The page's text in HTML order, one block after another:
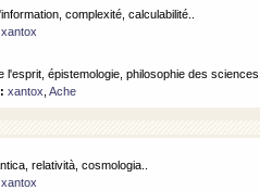
complexité, calculabilité..
xantox
l'esprit, épistemologie, philosophie des sciences..
xantox Ache
relatività, cosmologia..
xantox